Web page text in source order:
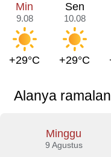
Min
9.08
+29°C
Sen
10.08
+29°C
Alanya
Minggu
9 Agustus